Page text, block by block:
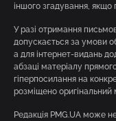
іншого згадування, якщо
У разі отримання
допускається за умови
а для інтернет-видань
абзаці матеріалу
гіперпосилання на
розміщено оригінальний
Редакція PMG.UA може